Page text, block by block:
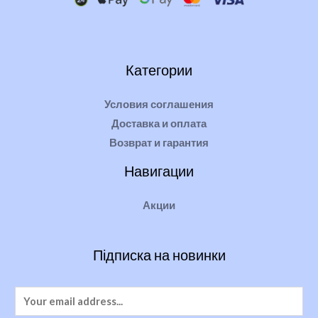
Категории
Условия соглашения
Доставка и оплата
Возврат и гарантия
Навигации
Акции
Підписка на новинки